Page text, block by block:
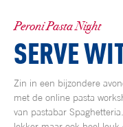
Peroni Pasta Night
SERVE
Zin in een bijzondere
met de online pasta
van pastabar